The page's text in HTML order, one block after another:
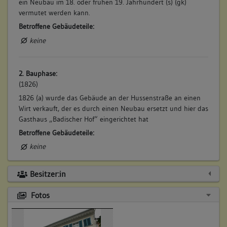
ein Neubau im 18. oder frühen 19. Jahrhundert (s) (gk)
vermutet werden kann.
Betroffene Gebäudeteile:
keine
2. Bauphase:
(1826)
1826 (a) wurde das Gebäude an der Hussenstraße an einen
Wirt verkauft, der es durch einen Neubau ersetzt und hier das
Gasthaus „Badischer Hof“ eingerichtet hat
Betroffene Gebäudeteile:
keine
3. Bauphase:
(1911)
hier Verwaltungsräume eingerichtet.
Besitzer:in
Fotos